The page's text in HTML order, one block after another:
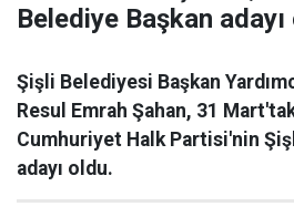
Belediye Başkan adayı
Şişli Belediyesi Başkan
Resul Emrah Şahan, 31
Cumhuriyet Halk Partisi'nin
adayı oldu.